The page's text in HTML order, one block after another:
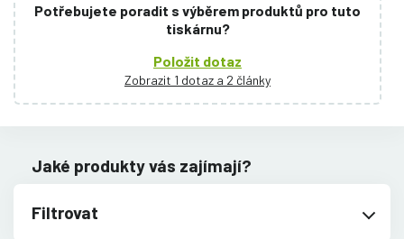
Potřebujete poradit s výběrem produktů pro tuto
tiskárnu?
Položit dotaz
Zobrazit 1 dotaz a 2 články
Jaké produkty vás zajímají?
Filtrovat